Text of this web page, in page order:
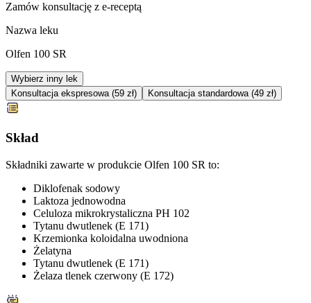
Zamów konsultację z e-receptą
Nazwa leku
Olfen 100 SR
Wybierz inny lek
Konsultacja ekspresowa (59 zł)
Konsultacja standardowa (49 zł)
Skład
Składniki zawarte w produkcie Olfen 100 SR to:
Diklofenak sodowy
Laktoza jednowodna
Celuloza mikrokrystaliczna PH 102
Tytanu dwutlenek (E 171)
Krzemionka koloidalna uwodniona
Żelatyna
Tytanu dwutlenek (E 171)
Żelaza tlenek czerwony (E 172)